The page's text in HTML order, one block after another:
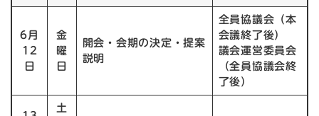
6月
12
日
金
曜
日
開会・会期の決定・提案
説明
全員協議会（本
会議終了後）
議会運営委員会
（全員協議会終
了後）
土